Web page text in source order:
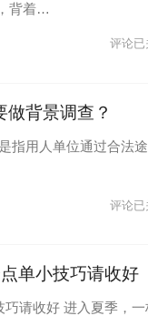
背着…
评论已
背景调查？
指用人单位通过合法途
评论已
单小技巧请收好
请收好 进入夏季，一